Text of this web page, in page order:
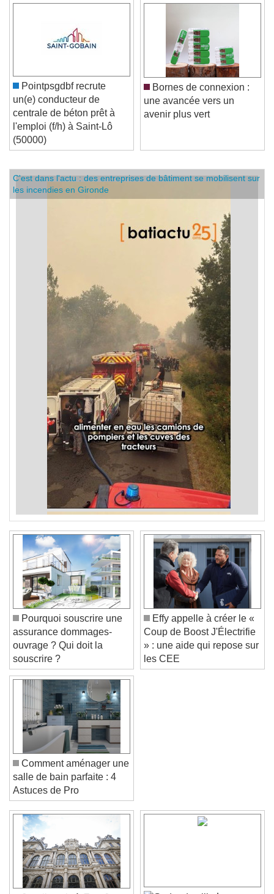
Pointpsgdbf recrute
un(e) conducteur de
centrale de béton prêt à
l'emploi (f/h) à Saint-Lô
(50000)
Bornes de connexion :
une avancée vers un
Video Player is loading.
Play Video
Play
Skip Backward
Skip Forward
C'est dans l'actu : des entreprises de bâtiment se mobilisent sur
les incendies en Gironde
Pourquoi souscrire une
assurance dommages-
ouvrage ? Qui doit la
souscrire ?
Effy appelle à créer le «
Coup de Boost J'Électrifie
» : une aide qui repose sur
les CEE
Comment aménager une
salle de bain parfaite : 4
Astuces de Pro